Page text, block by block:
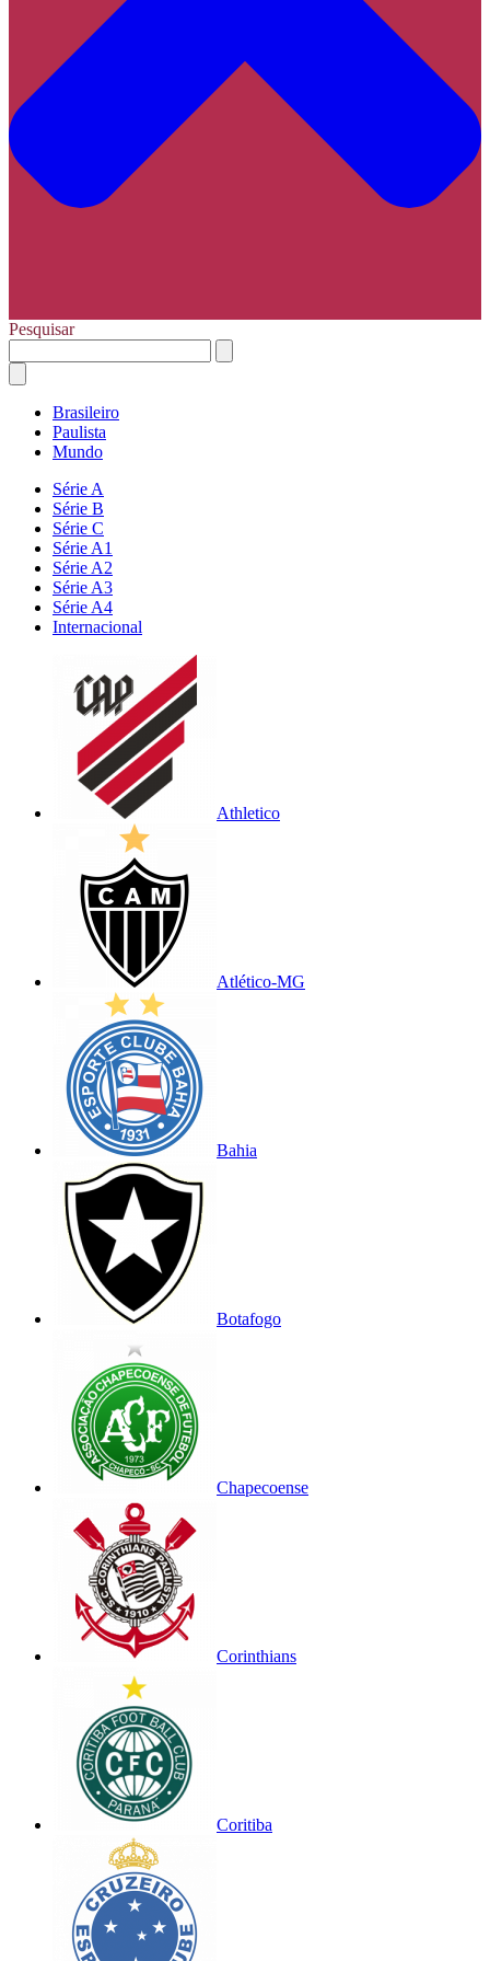
Pesquisar
Brasileiro
Paulista
Mundo
Série A
Série B
Série C
Série A1
Série A2
Série A3
Série A4
Internacional
Athletico
Atlético-MG
Bahia
Botafogo
Chapecoense
Corinthians
Coritiba